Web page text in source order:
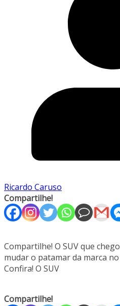
Ricardo Caruso
Compartilhe!
Compartilhe! O SUV que
mudar o patamar da marca
Confira! O SUV
Compartilhe!